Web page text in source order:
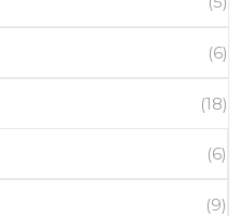
(6)
(18)
(6)
(9)